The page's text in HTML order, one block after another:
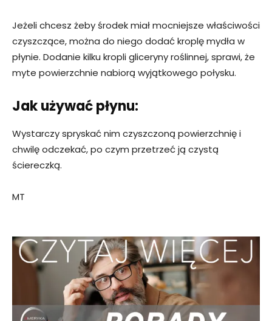
Jeżeli chcesz żeby środek miał mocniejsze właściwości
czyszczące, można do niego dodać kroplę mydła w
płynie. Dodanie kilku kropli gliceryny roślinnej, sprawi, że
myte powierzchnie nabiorą wyjątkowego połysku.
Jak używać płynu:
Wystarczy spryskać nim czyszczoną powierzchnię i
chwilę odczekać, po czym przetrzeć ją czystą
ściereczką.
MT